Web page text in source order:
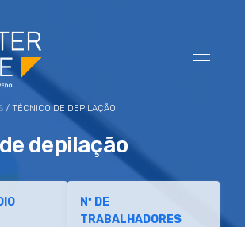
/ TÉCNICO DE DEPILAÇÃO
depilação
Nº DE
TRABALHADORES